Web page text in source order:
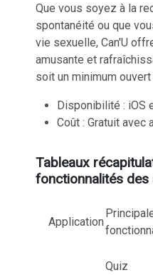
Que vous soyez à la
spontanéité ou que
vie sexuelle, Can'U
amusante et
soit un minimum ouvert
Disponibilité : iOS
Coût : Gratuit avec
Tableaux
fonctionnalités des
Application
Quiz